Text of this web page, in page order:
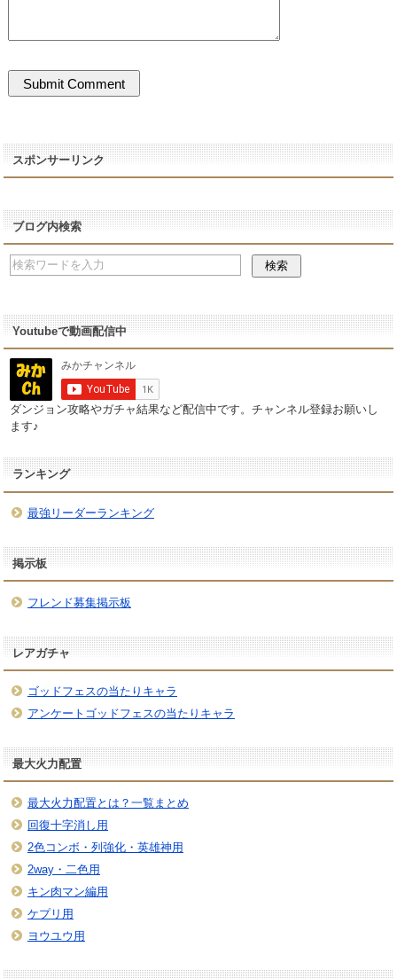
スポンサーリンク
ブログ内検索
Youtubeで動画配信中
ダンジョン攻略やガチャ結果など配信中です。チャンネル登録お願いし
ます♪
ランキング
最強リーダーランキング
掲示板
フレンド募集掲示板
レアガチャ
ゴッドフェスの当たりキャラ
アンケートゴッドフェスの当たりキャラ
最大火力配置
最大火力配置とは？一覧まとめ
回復十字消し用
2色コンボ・列強化・英雄神用
2way・二色用
キン肉マン編用
ケプリ用
ヨウユウ用